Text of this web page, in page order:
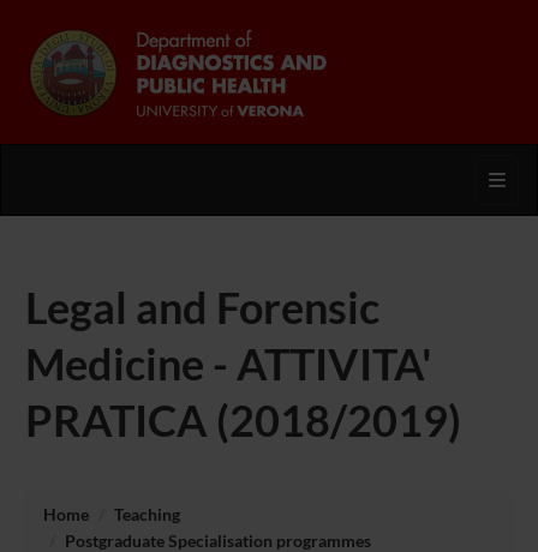
Legal and Forensic
Medicine - ATTIVITA'
PRATICA (2018/2019)
Home
Teaching
Postgraduate Specialisation programmes